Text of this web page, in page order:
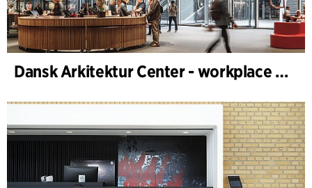
Dansk Arkitektur Center - workplace design